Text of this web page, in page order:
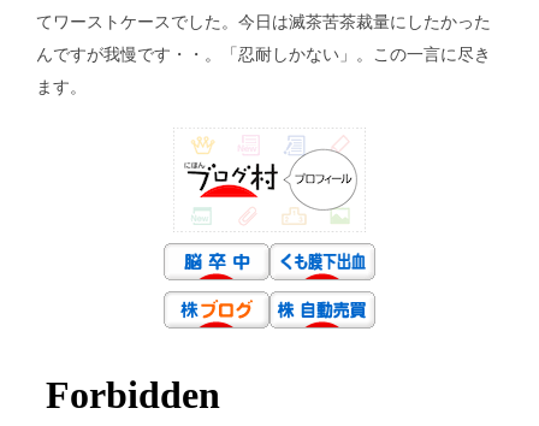
てワーストケースでした。今日は滅茶苦茶裁量にしたかった
んですが我慢です・・。「忍耐しかない」。この一言に尽き
ます。